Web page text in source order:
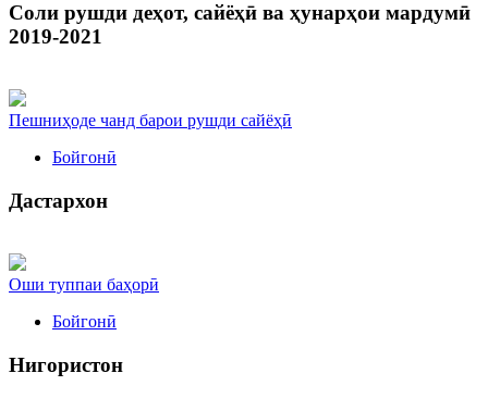
Соли рушди деҳот, сайёҳӣ ва ҳунарҳои мардумӣ
2019-2021
Пешниҳоде чанд барои рушди сайёҳӣ
Бойгонӣ
Дастархон
Оши туппаи баҳорӣ
Бойгонӣ
Нигористон